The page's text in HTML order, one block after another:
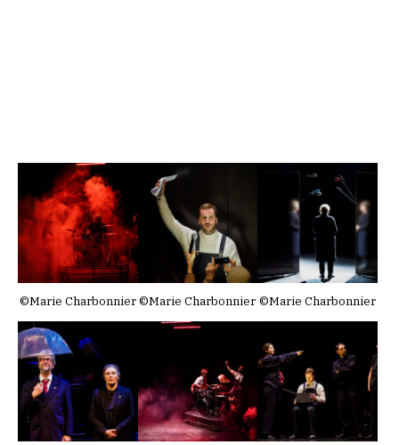
©Marie Charbonnier ©Marie Charbonnier ©Marie Charbonnier